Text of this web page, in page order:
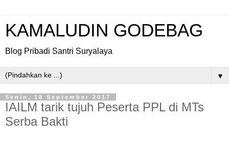
KAMALUDIN GODEBAG
Blog Pribadi Santri Suryalaya
▼
Senin, 18 September 2017
IAILM tarik tujuh Peserta PPL di MTs
Serba Bakti